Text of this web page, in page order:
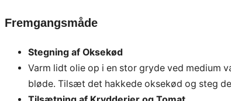
Fremgangsmåde
Stegning af Oksekød
Varm lidt olie op i en stor gryde ved medium
bløde. Tilsæt det hakkede oksekød og steg